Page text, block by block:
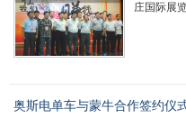
庄国际展
奥斯电单车与蒙牛合作签约仪